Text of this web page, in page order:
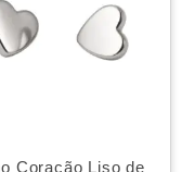
Coração Liso de